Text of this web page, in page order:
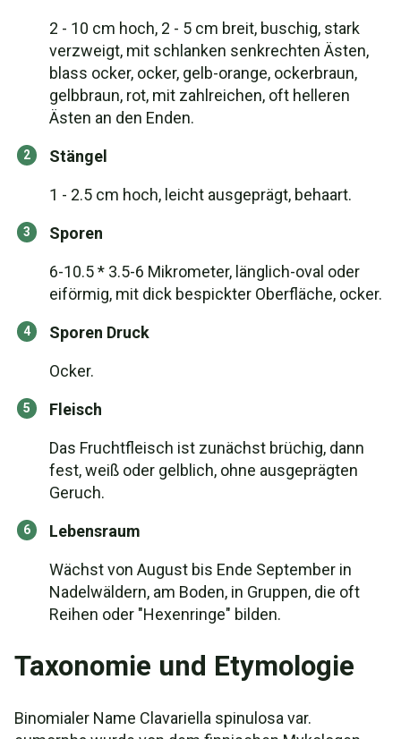
2 - 10 cm hoch, 2 - 5 cm breit, buschig, stark
verzweigt, mit schlanken senkrechten Ästen,
blass ocker, ocker, gelb-orange, ockerbraun,
gelbbraun, rot, mit zahlreichen, oft helleren
Ästen an den Enden.
Stängel
1 - 2.5 cm hoch, leicht ausgeprägt, behaart.
Sporen
6-10.5 * 3.5-6 Mikrometer, länglich-oval oder
eiförmig, mit dick bespickter Oberfläche, ocker.
Sporen Druck
Ocker.
Fleisch
Das Fruchtfleisch ist zunächst brüchig, dann
fest, weiß oder gelblich, ohne ausgeprägten
Geruch.
Lebensraum
Wächst von August bis Ende September in
Nadelwäldern, am Boden, in Gruppen, die oft
Reihen oder "Hexenringe" bilden.
Taxonomie und Etymologie
Binomialer Name Clavariella spinulosa var.